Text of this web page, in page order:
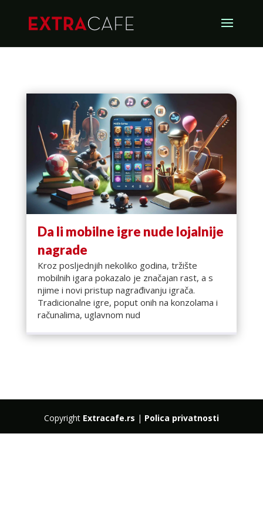
Da li mobilne igre nude lojalnije
nagrade
Kroz posljednjih nekoliko godina, tržište
mobilnih igara pokazalo je značajan rast, a s
njime i novi pristup nagrađivanju igrača.
Tradicionalne igre, poput onih na konzolama i
računalima, uglavnom nud
Copyright Extracafe.rs | Polica privatnosti